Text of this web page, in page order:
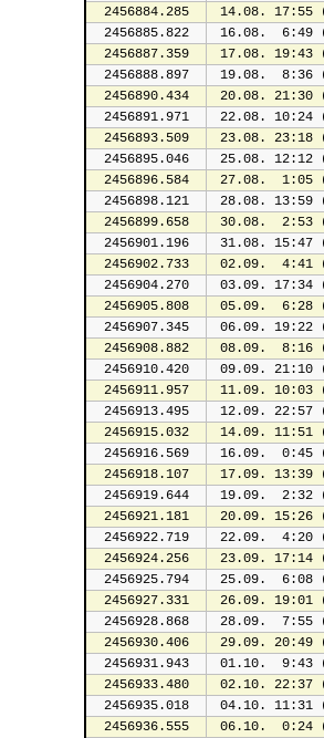
2456884.285
14.08. 17:55
2456885.822
16.08.  6:49
2456887.359
17.08. 19:43
2456888.897
19.08.  8:36
2456890.434
20.08. 21:30
2456891.971
22.08. 10:24
2456893.509
23.08. 23:18
2456895.046
25.08. 12:12
2456896.584
27.08.  1:05
2456898.121
28.08. 13:59
2456899.658
30.08.  2:53
2456901.196
31.08. 15:47
2456902.733
02.09.  4:41
2456904.270
03.09. 17:34
2456905.808
05.09.  6:28
2456907.345
06.09. 19:22
2456908.882
08.09.  8:16
2456910.420
09.09. 21:10
2456911.957
11.09. 10:03
2456913.495
12.09. 22:57
2456915.032
14.09. 11:51
2456916.569
16.09.  0:45
2456918.107
17.09. 13:39
2456919.644
19.09.  2:32
2456921.181
20.09. 15:26
2456922.719
22.09.  4:20
2456924.256
23.09. 17:14
2456925.794
25.09.  6:08
2456927.331
26.09. 19:01
2456928.868
28.09.  7:55
2456930.406
29.09. 20:49
2456931.943
01.10.  9:43
2456933.480
02.10. 22:37
2456935.018
04.10. 11:31
2456936.555
06.10.  0:24